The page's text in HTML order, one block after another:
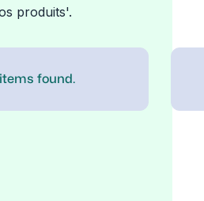
produits'.
found.